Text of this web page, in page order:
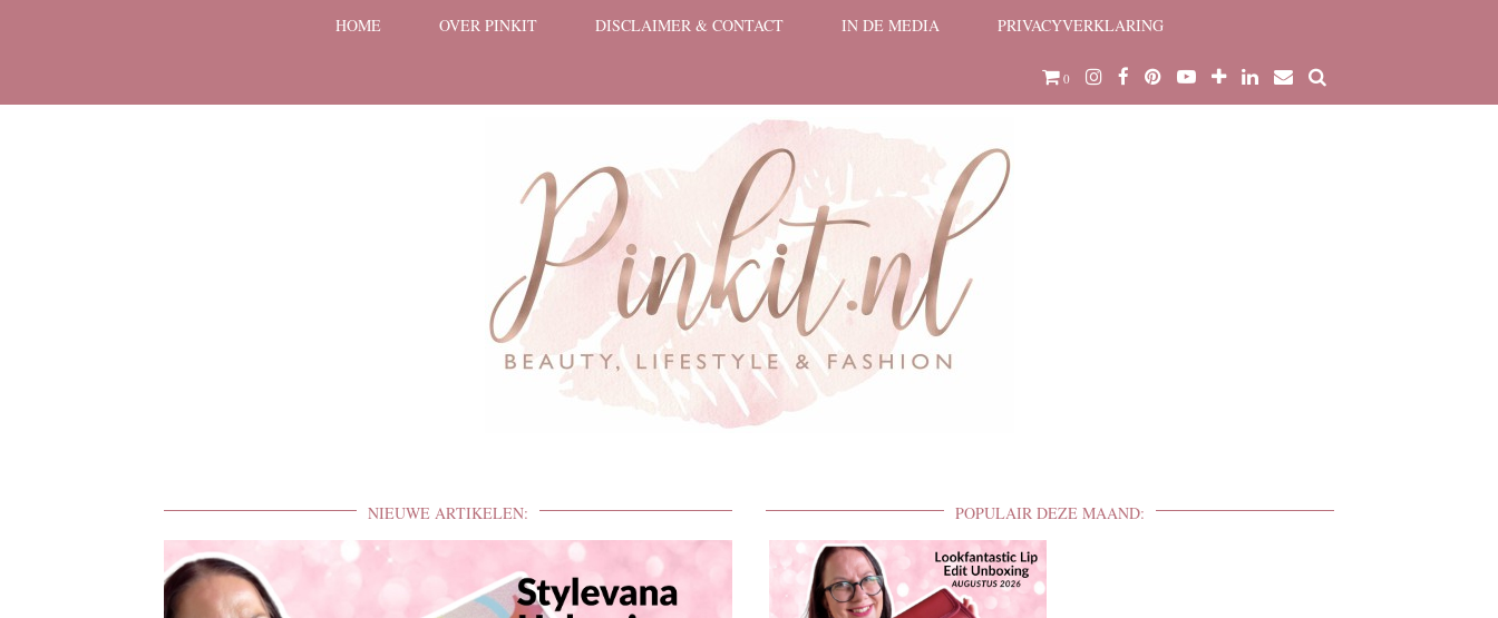
HOME OVER PINKIT DISCLAIMER & CONTACT IN DE MEDIA PRIVACYVERKLARING
0
POPULAIR DEZE MAAND:
NIEUWE ARTIKELEN: